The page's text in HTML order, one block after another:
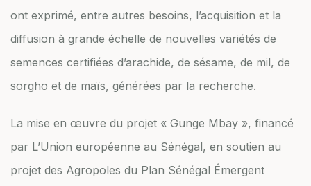
ont exprimé, entre autres besoins, l’acquisition et la
diffusion à grande échelle de nouvelles variétés de
semences certifiées d’arachide, de sésame, de mil, de
sorgho et de maïs, générées par la recherche.
La mise en œuvre du projet « Gunge Mbay », financé
par L’Union européenne au Sénégal, en soutien au
projet des Agropoles du Plan Sénégal Émergent